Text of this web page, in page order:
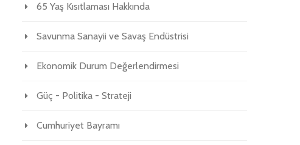
65 Yaş Kısıtlaması Hakkında
Savunma Sanayii ve Savaş Endüstrisi
Ekonomik Durum Değerlendirmesi
Güç - Politika - Strateji
Cumhuriyet Bayramı